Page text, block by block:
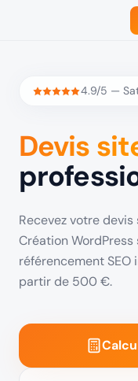
4.9/5 —
Devis
Recevez votre
Création WordPress
référencement
partir de 500 €.